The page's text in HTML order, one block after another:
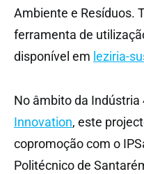
Ambiente e Resíduos.
ferramenta de
disponível em leziria-
No âmbito da Indústria
Innovation, este
copromoção com o
Politécnico de